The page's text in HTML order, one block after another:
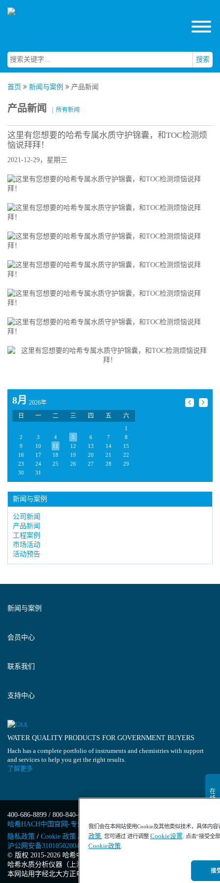
搜索
首页 新闻与案例 产品新闻
产品新闻 所有新闻
这里有您想要的哈希专属水质守护锦囊，和TOC检测烦
恼说拜拜！
2021-12-29，星期三
8月
2026年
日
一 二 三 四 五 六
1
2
3 4 5 6 7
8
9
10 11 12 13 14
15
16
17 18 19 20 21
22
23
24 25 26 27 28
29
30
31
新闻与案例
公司新闻
产品新闻
工程案例
市场活动
活动预告
新闻与案例
会员中心
联系我们
支持中心
WATER QUALITY PRODUCTS FOR GOVERNMENT BUYERS
Hach has a complete portfolio of instruments and chemistries with support
and services to help you get the right results.
了解更多
400-686-8899 / 800-840-6026
哈希HACH中国官网-专业水质分析仪器
隐私政策 / Cookie 政策 / Cookie 设置/沪ICP备13034148号-4/
沪公网安备31010502004971号/沪(浦)应急管危经许[2023]201871
© 版权 2015-2026 哈希中国版权所有
哈希水质分析仪器（上海）有限公司
本网站用字经北大方正电子有限公司授权许可
我们会在本网站使用Cookie及其他类似技术，具体内
政策, 您可通过 进行调整 Cookie设置. 点击“接受全
Cookie政策.
接